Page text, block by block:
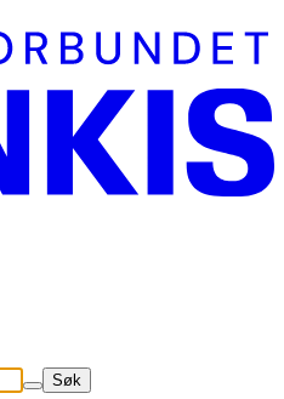
Søk